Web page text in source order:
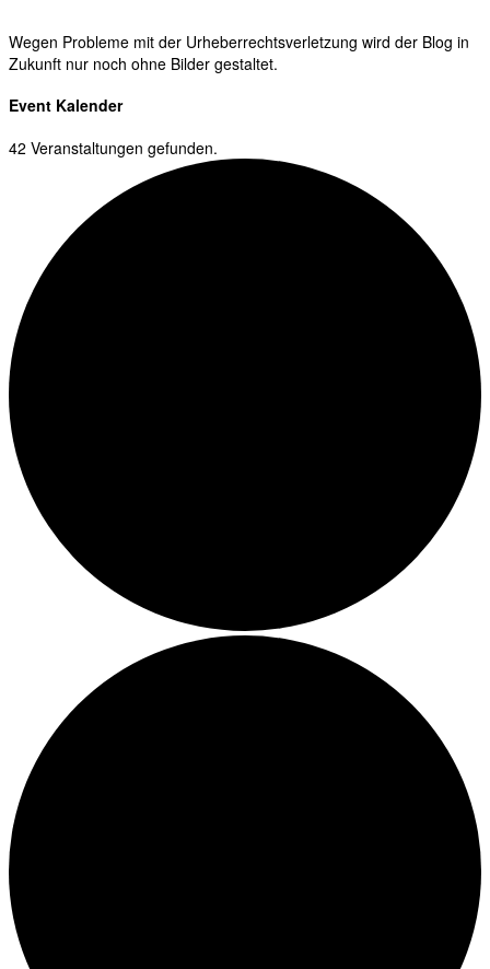
Wegen Probleme mit der Urheberrechtsverletzung wird der Blog in
Zukunft nur noch ohne Bilder gestaltet.
Event Kalender
42 Veranstaltungen gefunden.